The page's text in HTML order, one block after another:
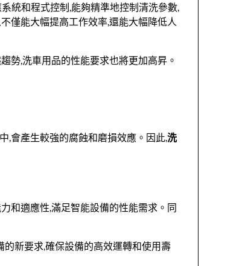
統和程式控制,能夠精準地控制清洗參數,
僅能大幅提高工作效率,還能大幅降低人
勢,洗車用品的性能要求也將更加高昇。
,會產生較強的腐蝕和磨損效應。因此,洗
和適應性,滿足智能設備的性能需求。同
新要求,確保設備的高效運轉和使用壽